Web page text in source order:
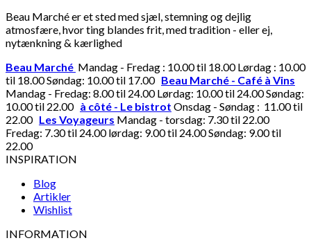
Beau Marché er et sted med sjæl, stemning og dejlig
atmosfære, hvor ting blandes frit, med tradition - eller ej,
nytænkning & kærlighed
Beau Marché Mandag - Fredag : 10.00 til 18.00 Lørdag : 10.00
til 18.00 Søndag: 10.00 til 17.00 Beau Marché - Café à Vins
Mandag - Fredag: 8.00 til 24.00 Lørdag: 10.00 til 24.00 Søndag:
10.00 til 22.00 à côté - Le bistrot Onsdag - Søndag : 11.00 til
22.00 Les Voyageurs Mandag - torsdag: 7.30 til 22.00
Fredag: 7.30 til 24.00 lørdag: 9.00 til 24.00 Søndag: 9.00 til
22.00
INSPIRATION
Blog
Artikler
Wishlist
INFORMATION